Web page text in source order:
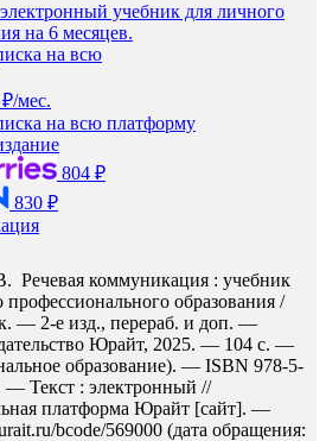
учебник для личного
на 6 месяцев.
на всю
мес.
на всю платформу
804 ₽
830 ₽
Речевая коммуникация : учебник
профессионального образования /
— 2-е изд., перераб. и доп. —
Юрайт, 2025. — 104 с. —
образование). — ISBN 978-5-
— Текст : электронный //
платформа Юрайт [сайт]. —
bcode/569000 (дата обращения: